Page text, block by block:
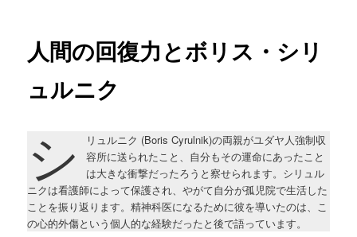
人間の回復力とボリス・シリ
ュルニク
シ
リュルニク (Boris Cyrulnik)の両親がユダヤ人強制収
容所に送られたこと、自分もその運命にあったこと
は大きな衝撃だったろうと察せられます。シリュル
ニクは看護師によって保護され、やがて自分が孤児院で生活した
ことを振り返ります。精神科医になるために彼を導いたのは、こ
の心的外傷という個人的な経験だったと後で語っています。